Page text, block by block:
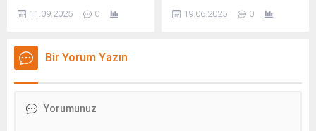
dönüşüm yolculuğunda
merkeze alan yeni nesil bir
iş ortağı.
11.09.2025 0
yeni TV inovasyonlarını
19.06.2025 0
Bir Yorum Yazın